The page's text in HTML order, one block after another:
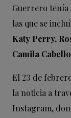
Guerrero tenía
las que se
Katy Perry,
Camila
El 23 de
la noticia a
Instagram,